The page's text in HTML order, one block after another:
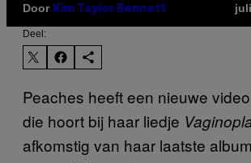
Door Kim Taylor Bennett
Deel:
Peaches heeft een nieuwe
die hoort bij haar liedje
afkomstig van haar laatste album